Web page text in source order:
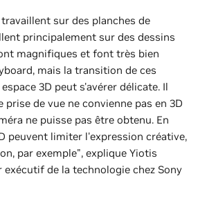
sur des planches de
principalement sur des dessins
magnifiques et font très bien
mais la transition de ces
3D peut s'avérer délicate. Il
de vue ne convienne pas en 3D
ne puisse pas être obtenu. En
peuvent limiter l'expression créative,
par exemple", explique Yiotis
exécutif de la technologie chez Sony